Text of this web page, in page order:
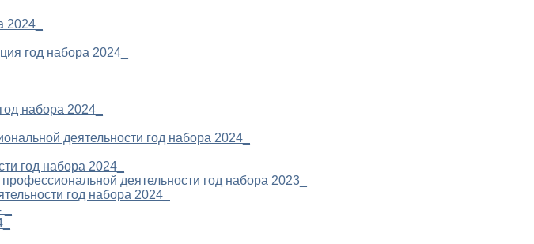
год набора 2024_
набора 2024_
деятельности год набора 2024_
год набора 2024_
деятельности год набора 2023_
год набора 2024_